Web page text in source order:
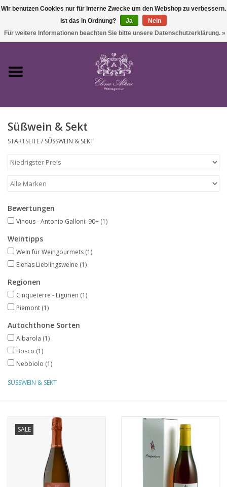
Startseite
Süßwein & Sekt
Präsente
Feinkost
SALE
Presse
Süßwein & Sekt
STARTSEITE/ SÜSSWEIN & SEKT
Bewertungen
Vinous - Antonio Galloni: 90+ (1)
Weintipps
Wein für Weingourmets (1)
Elenas Lieblingsweine (1)
Regionen
Cinqueterre - Ligurien (1)
Piemont (1)
Autochthone Sorten
Albarola (1)
Bosco (1)
Nebbiolo (1)
SÜSSWEIN & SEKT
SALE
Wir benutzen Cookies nur für interne Zwecke um den Webshop zu verbessern.
Ist das in Ordnung?
Ja
Nein
Für weitere Informationen beachten Sie bitte unsere Datenschutzerklärung. »